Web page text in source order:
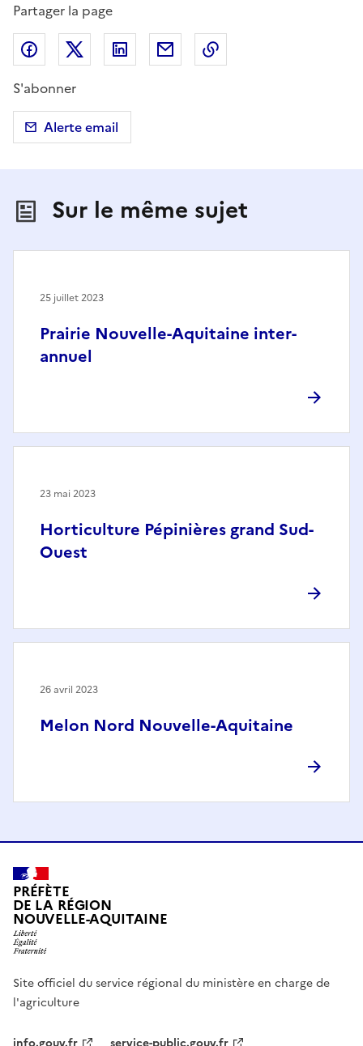
Partager la page
Partager sur Facebook
Partager sur X (anciennement Twitter)
Partager sur LinkedIn
Partager par email
S'abonner
Alerte email
Sur le même sujet
Prairie Nouvelle-Aquitaine inter-
annuel
25 juillet 2023
Horticulture Pépinières grand Sud-
Ouest
23 mai 2023
Melon Nord Nouvelle-Aquitaine
26 avril 2023
PRÉFÈTE
DE LA RÉGION
NOUVELLE-AQUITAINE
Site officiel du service régional du ministère en charge de
l'agriculture